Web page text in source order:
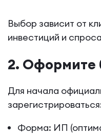
Выбор зависит от
инвестиций и
2. Оформите
Для начала
Форма: ИП